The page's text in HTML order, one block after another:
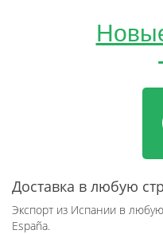
Доставка в любую
Экспорт из Испании в
España.